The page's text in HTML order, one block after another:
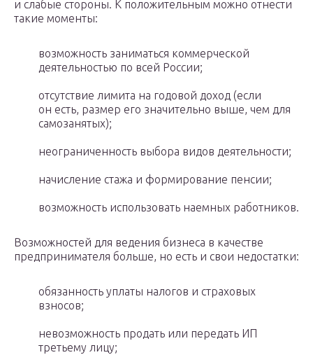
и слабые стороны. К положительным можно отнести
такие моменты:
возможность заниматься коммерческой
деятельностью по всей России;
отсутствие лимита на годовой доход (если
он есть, размер его значительно выше, чем для
самозанятых);
неограниченность выбора видов деятельности;
начисление стажа и формирование пенсии;
возможность использовать наемных работников.
Возможностей для ведения бизнеса в качестве
предпринимателя больше, но есть и свои недостатки:
обязанность уплаты налогов и страховых
взносов;
невозможность продать или передать ИП
третьему лицу;